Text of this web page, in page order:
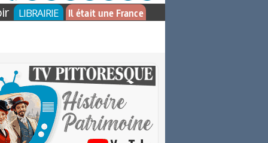
LIBRAIRIE Il était une France